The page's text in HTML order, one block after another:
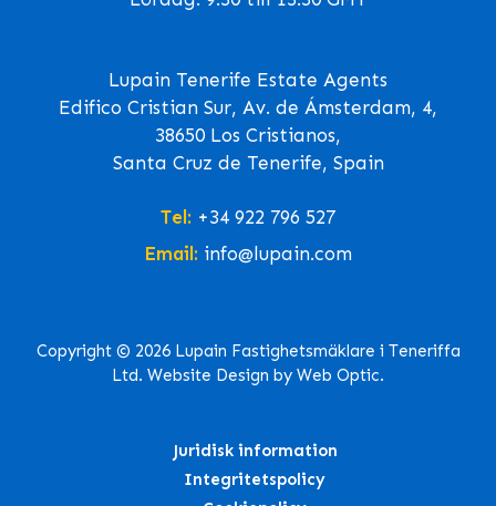
Lupain Tenerife Estate Agents
Edifico Cristian Sur, Av. de Ámsterdam, 4,
38650 Los Cristianos,
Santa Cruz de Tenerife, Spain
Tel: +34 922 796 527
Email: info@lupain.com
Copyright © 2026 Lupain Fastighetsmäklare i Teneriffa
Ltd. Website Design by Web Optic.
Juridisk information
Integritetspolicy